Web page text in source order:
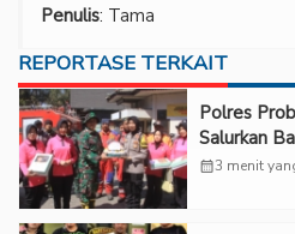
Penulis: Tama
REPORTASE TERKAIT
Polres
Salurkan
Karhutla
calendar_month3 menit